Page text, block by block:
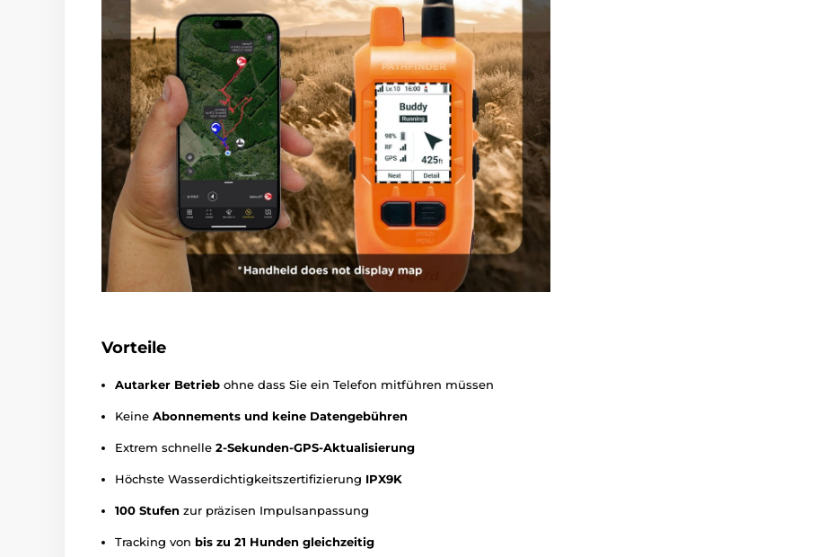
Vorteile
Autarker Betrieb ohne dass Sie ein Telefon mitführen müssen
Keine Abonnements und keine Datengebühren
Extrem schnelle 2-Sekunden-GPS-Aktualisierung
Höchste Wasserdichtigkeitszertifizierung IPX9K
100 Stufen zur präzisen Impulsanpassung
Tracking von bis zu 21 Hunden gleichzeitig